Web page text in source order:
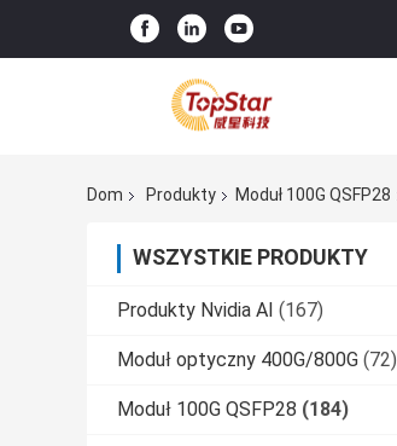
Dom Produkty Moduł 100G QSFP28
WSZYSTKIE PRODUKTY
Produkty Nvidia AI (167)
Moduł optyczny 400G/800G (72)
Moduł 100G QSFP28 (184)